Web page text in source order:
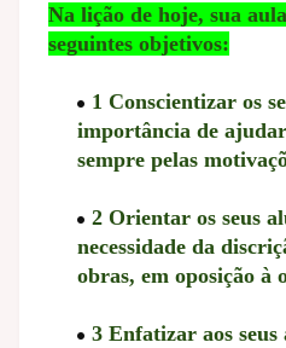
Na lição de hoje, sua
seguintes objetivos:
1 Conscientizar os
importância de
sempre pelas
2 Orientar os seus
necessidade da
obras, em oposição à
3 Enfatizar aos